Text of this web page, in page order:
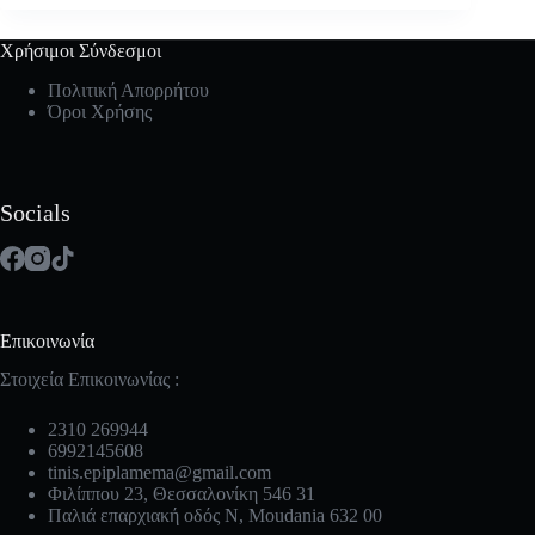
Χρήσιμοι Σύνδεσμοι
Πολιτική Απορρήτου
Όροι Χρήσης
Socials
Επικοινωνία
Στοιχεία Επικοινωνίας :
2310 269944
6992145608
tinis.epiplamema@gmail.com
Φιλίππου 23, Θεσσαλονίκη 546 31
Παλιά επαρχιακή οδός Ν, Moudania 632 00